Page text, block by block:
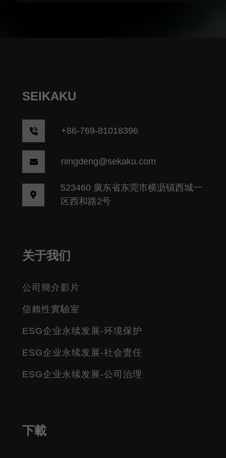
SEIKAKU
+86-769-81018396
ningdeng@sekaku.com
523460 廣东省东莞市横沥镇西城一
区西和路2号
关于我们
公司簡介影片
信賴性實驗室
ESG企业永续发展-环境保护
ESG企业永续发展-社会责任
ESG企业永续发展-公司治理
下載